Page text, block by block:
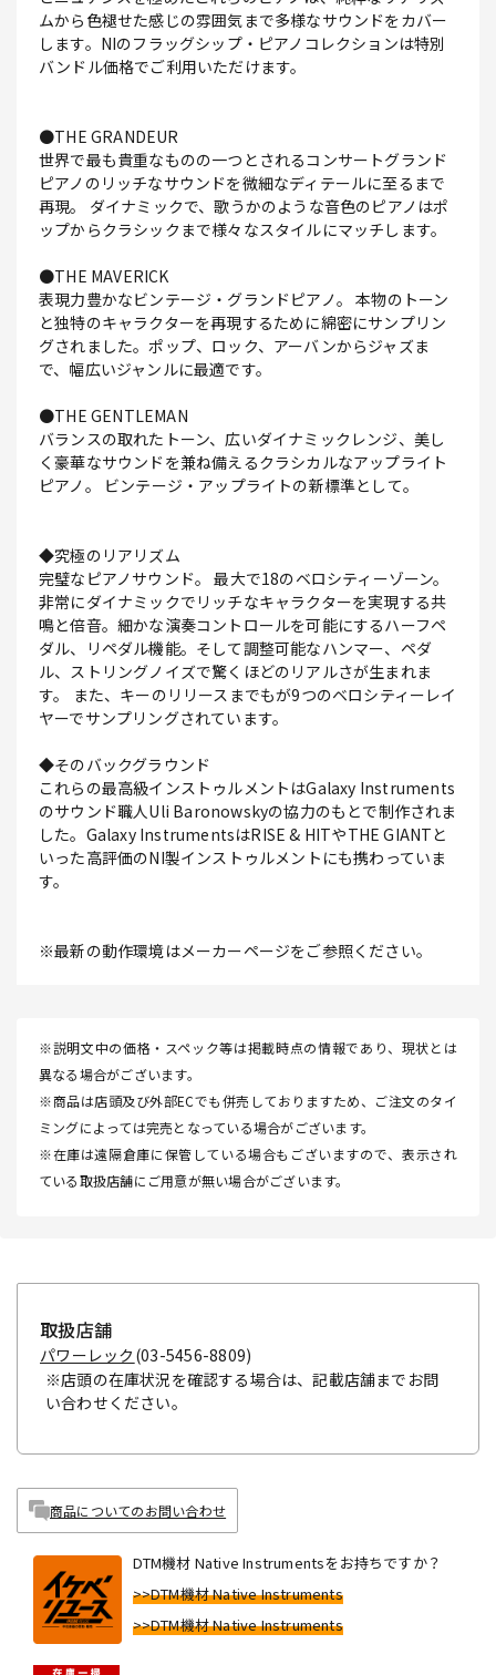
ムから色褪せた感じの雰囲気まで多様なサウンドをカバー
します。NIのフラッグシップ・ピアノコレクションは特別
バンドル価格でご利用いただけます。
●THE GRANDEUR
世界で最も貴重なものの一つとされるコンサートグランド
ピアノのリッチなサウンドを微細なディテールに至るまで
再現。 ダイナミックで、歌うかのような音色のピアノはポ
ップからクラシックまで様々なスタイルにマッチします。
●THE MAVERICK
表現力豊かなビンテージ・グランドピアノ。 本物のトーン
と独特のキャラクターを再現するために綿密にサンプリン
グされました。ポップ、ロック、アーバンからジャズま
で、幅広いジャンルに最適です。
●THE GENTLEMAN
バランスの取れたトーン、広いダイナミックレンジ、美し
く豪華なサウンドを兼ね備えるクラシカルなアップライト
ピアノ。 ビンテージ・アップライトの新標準として。
◆究極のリアリズム
完璧なピアノサウンド。 最大で18のベロシティーゾーン。
非常にダイナミックでリッチなキャラクターを実現する共
鳴と倍音。細かな演奏コントロールを可能にするハーフペ
ダル、リペダル機能。そして調整可能なハンマー、ペダ
ル、ストリングノイズで驚くほどのリアルさが生まれま
す。 また、キーのリリースまでもが9つのベロシティーレイ
ヤーでサンプリングされています。
◆そのバックグラウンド
これらの最高級インストゥルメントはGalaxy Instruments
のサウンド職人Uli Baronowskyの協力のもとで制作されま
した。Galaxy InstrumentsはRISE & HITやTHE GIANTと
いった高評価のNI製インストゥルメントにも携わっていま
す。
※最新の動作環境はメーカーページをご参照ください。
※説明文中の価格・スペック等は掲載時点の情報であり、現状とは
異なる場合がございます。
※商品は店頭及び外部ECでも併売しておりますため、ご注文のタイ
ミングによっては完売となっている場合がございます。
※在庫は遠隔倉庫に保管している場合もございますので、表示され
ている取扱店舗にご用意が無い場合がございます。
取扱店舗
パワーレック (03-5456-8809)
※店頭の在庫状況を確認する場合は、記載店舗までお問
い合わせください。
商品についてのお問い合わせ
DTM機材 Native Instrumentsをお持ちですか？
>>DTM機材 Native Instruments
>>DTM機材 Native Instruments